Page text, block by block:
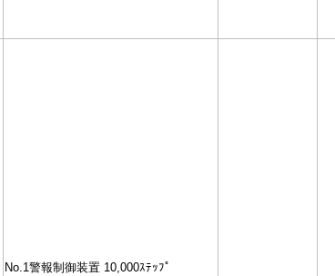
No.1警報制御装置 10,000ｽﾃｯﾌﾟ